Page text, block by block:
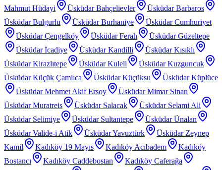
Mahmut Hüdayi Üsküdar Bahçelievler
Üsküdar Barbaros
Üsküdar Bulgurlu
Üsküdar Burhaniye
Üsküdar Cumhuriyet
Üsküdar Çengelköy
Üsküdar Ferah
Üsküdar Güzeltepe
Üsküdar İcadiye
Üsküdar Kandilli
Üsküdar Kısıklı
Üsküdar Kirazlıtepe
Üsküdar Kuleli
Üsküdar Kuzguncuk
Üsküdar Küçük Çamlıca
Üsküdar Küçüksu
Üsküdar Küplüce
Üsküdar Mehmet Akif Ersoy
Üsküdar Mimar Sinan
Üsküdar Muratreis
Üsküdar Salacak
Üsküdar Selami Ali
Üsküdar Selimiye
Üsküdar Sultantepe
Üsküdar Ünalan
Üsküdar Valide-i Atik
Üsküdar Yavuztürk
Üsküdar Zeynep
Kamil
Kadıköy 19 Mayıs Kadıköy Acıbadem
Kadıköy
Bostancı
Kadıköy Caddebostan
Kadıköy Caferağa